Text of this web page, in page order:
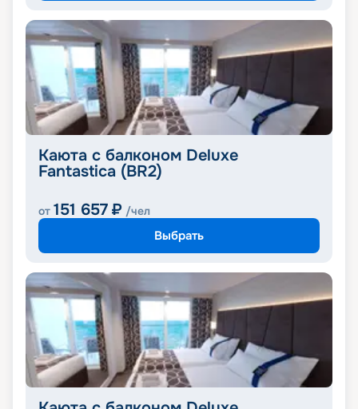
Каюта с балконом Deluxe
Fantastica (BR2)
от 151 657 ₽ /чел
Выбрать